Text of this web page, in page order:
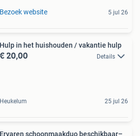
Bezoek website 5 jul 26
Hulp in het huishouden / vakantie hulp
€ 20,00 Details
Heukelum 25 jul 26
Ervaren schoonmaakduo beschikbaar–